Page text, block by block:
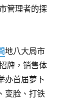
管理者的探
地八大局市
牌，销售体
办首届萝卜
变脸、打铁